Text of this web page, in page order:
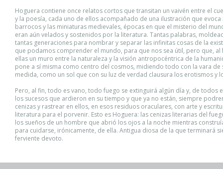
Hoguera contiene once relatos cortos que transitan un vaivén entre el
y la poesía, cada uno de ellos acompañado de una ilustración que
barrocos y las miniaturas medievales, épocas en que el misterio del
eran aún velados y sostenidos por la literatura. Tantas palabras,
tantas generaciones para nombrar y separar las infinitas cosas de la
que podamos comprender el mundo, para que nos sea útil, pero que, al
ellas un muro entre la naturaleza y la visión antropocéntrica de la
pone a sí misma como centro del cosmos, midiendo todo con la vara de
medida, como un sol que con su luz de verdad clausura los erotismos y
Pero, al fin, todo es vano, todo fuego se extinguirá algún día y, de todos
los sucesos que ardieron en su tiempo y que ya no están, siempre
cenizas y rastrear en ellos, en esos residuos oraculares, con arte y
literatura para el porvenir. Esto es Hoguera: las cenizas literarias del
los sueños de un hombre que abrió los ojos a la noche mientras
para cuidarse, irónicamente, de ella. Antigua diosa de la que terminará
ferviente devoto.